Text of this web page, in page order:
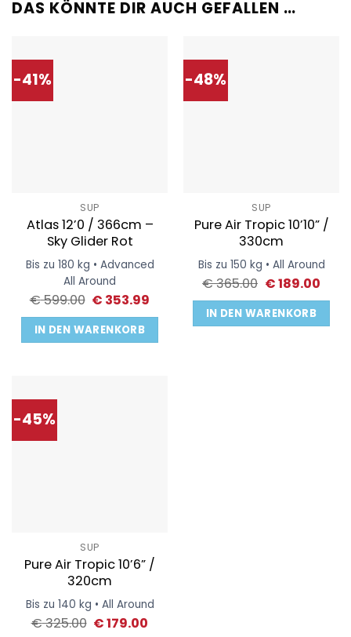
DAS KÖNNTE DIR AUCH GEFALLEN …
-41%
SUP
Atlas 12’0 / 366cm –
Sky Glider Rot
Bis zu 180 kg • Advanced
All Around
€599.00 Ursprünglicher
war:
€ 599.00
€ 353.99 Aktueller
IN DEN WARENKORB
-48%
SUP
Pure Air Tropic 10’10” /
330cm
Bis zu 150 kg • All Around
€365.00
war:
€ 365.00
€189.00
IN DEN WARENKORB
-45%
SUP
Pure Air Tropic 10’6” /
320cm
Bis zu 140 kg • All Around
€325.00 Ursprünglicher
€179.00